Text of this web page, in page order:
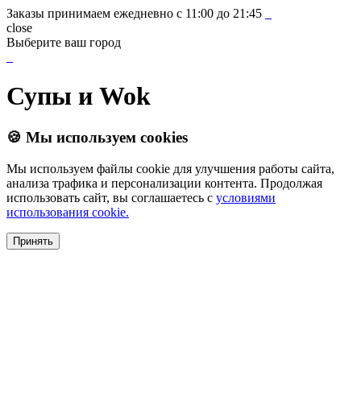
Заказы принимаем ежедневно с 11:00 до 21:45
close
Выберите ваш город
Супы и Wok
🍪 Мы используем cookies
Мы используем файлы cookie для улучшения работы сайта,
анализа трафика и персонализации контента. Продолжая
использовать сайт, вы соглашаетесь с условиями
использования cookie.
Принять